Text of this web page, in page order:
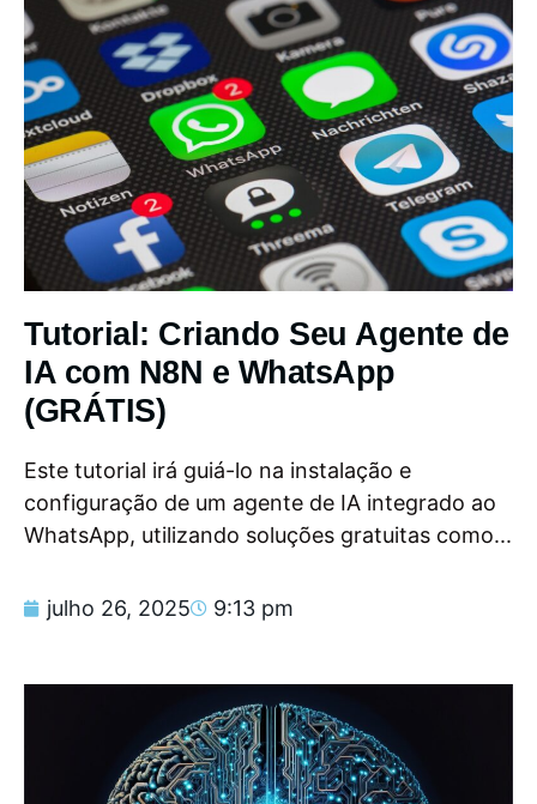
Tutorial: Criando Seu Agente de
IA com N8N e WhatsApp
(GRÁTIS)
Este tutorial irá guiá-lo na instalação e
configuração de um agente de IA integrado ao
WhatsApp, utilizando soluções gratuitas como...
julho 26, 2025 9:13 pm